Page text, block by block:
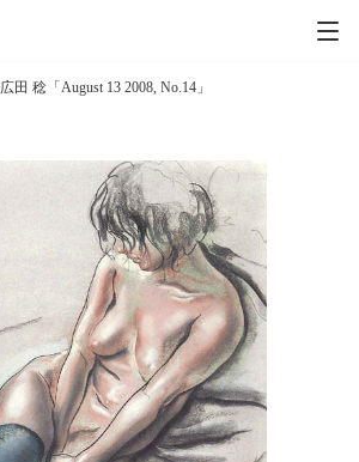
イベント
作品一覧
カタログ
広田 稔「August 13 2008, No.14」